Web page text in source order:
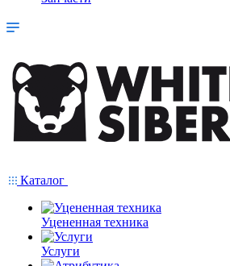
Каталог
Уцененная техника
Услуги